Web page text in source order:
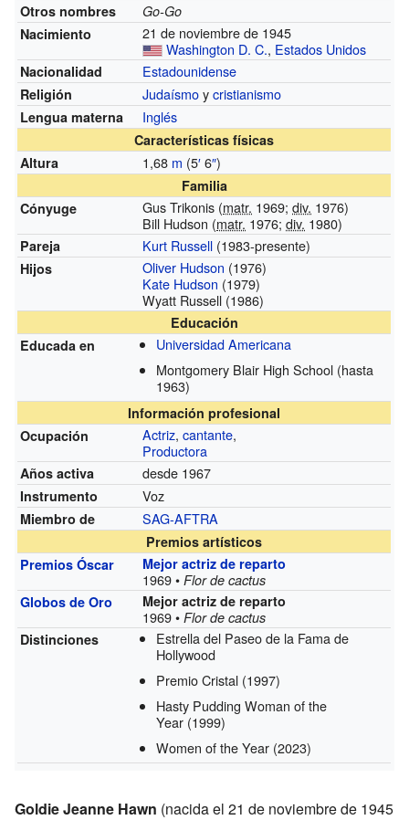
Otros nombres
Go-Go
Nacimiento
21 de noviembre de 1945
Washington D. C., Estados Unidos
Nacionalidad Estadounidense
Religión Judaísmoycristianismo
Lengua materna Inglés
Características físicas
Altura
1,68 m (5′6″)
Familia
Cónyuge
Gus Trikonis (matr. 1969;div. 1976)
Bill Hudson (matr. 1976;div. 1980)
Pareja Kurt Russell (1983-presente)
Hijos Oliver Hudson (1976)
Kate Hudson (1979)
Wyatt Russell (1986)
Educación
Educada en
Universidad Americana
Montgomery Blair High School (hasta
1963)
Información profesional
Ocupación
Actriz,cantante,
Productora
Años activa desde 1967
Instrumento Voz
Miembro de SAG-AFTRA
Premios artísticos
Premios Óscar
Mejor actriz de reparto
1969 •Flor de cactus
Globos de Oro
Mejor actriz de reparto
1969 •Flor de cactus
Distinciones
Estrella del Paseo de la Fama de
Hollywood
Premio Cristal (1997)
Hasty Pudding Woman of the
Year(1999)
Women of the Year (2023)
Goldie Jeanne Hawn (nacida el 21 de noviembre de 1945